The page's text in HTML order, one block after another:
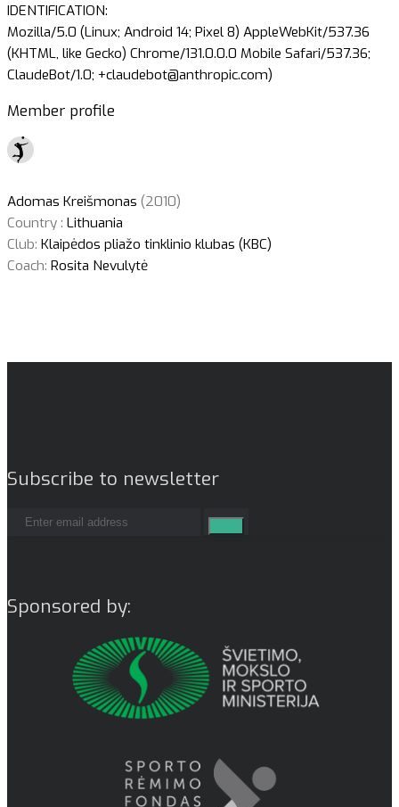
IDENTIFICATION:
Mozilla/5.0 (Linux; Android 14; Pixel 8) AppleWebKit/537.36
(KHTML, like Gecko) Chrome/131.0.0.0 Mobile Safari/537.36;
ClaudeBot/1.0; +claudebot@anthropic.com)
Member profile
Adomas Kreišmonas (2010)
Country : Lithuania
Club: Klaipėdos pliažo tinklinio klubas (KBC)
Coach: Rosita Nevulytė
Subscribe to newsletter
Sponsored by: